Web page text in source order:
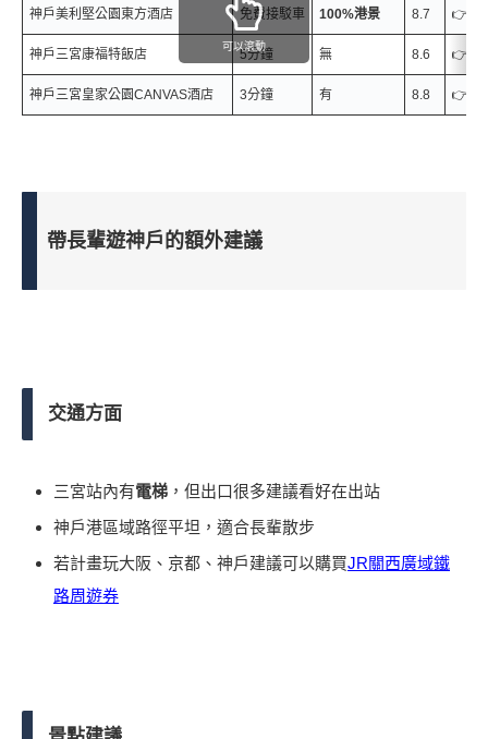
神戶美利堅公園東方酒店 免費接駁車 100%港景 8.7 👉
神戶三宮康福特飯店 5分鐘 無 8.6 👉
神戶三宮皇家公園CANVAS酒店 3分鐘 有 8.8 👉
可以滾動
帶長輩遊神戶的額外建議
交通方面
三宮站內有電梯 ，但出口很多建議看好在出站
神戶港區域路徑平坦，適合長輩散步
若計畫玩大阪、京都、神戶建議可以購買JR關西廣域鐵
路周遊券